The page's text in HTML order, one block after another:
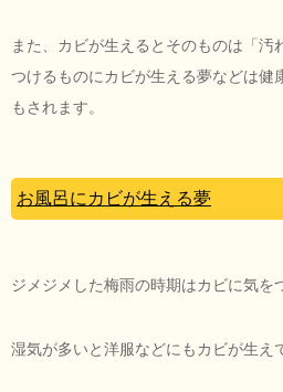
また、カビが生えるとそのものは「汚
つけるものにカビが生える夢などは健
もされます。
お風呂にカビが生える夢
ジメジメした梅雨の時期はカビに気を
湿気が多いと洋服などにもカビが生え